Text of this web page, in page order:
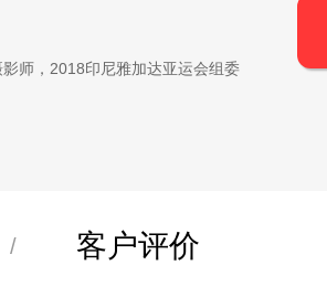
师，2018印尼雅加达亚运会组委
/ 客户评价